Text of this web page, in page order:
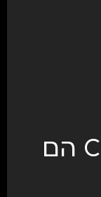
למה Case Studies הם